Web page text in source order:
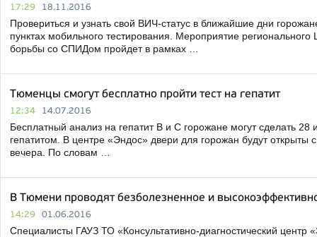
17:29 18.11.2016
Провериться и узнать свой ВИЧ-статус в ближайшие дни
пунктах мобильного тестирования. Мероприятие
борьбы со СПИДом пройдет в рамках …
Тюменцы смогут бесплатно пройти тест на гепатит
12:34 14.07.2016
Бесплатный анализ на гепатит В и С горожане могут сделать
гепатитом. В центре «Эндос» двери для горожан будут открыты
вечера. По словам …
В Тюмени проводят безболезненное и
14:29 01.06.2016
Специалисты ГАУЗ ТО «Консультативно-диагностический центр